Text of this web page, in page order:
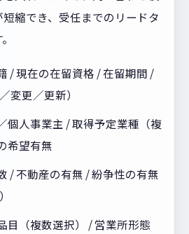
縮でき、受任までのリードタ
/ 現在の在留資格 / 在留期間 /
変更／更新）
個人事業主 / 取得予定業種（複
希望有無
/ 不動産の有無 / 紛争性の有無
目（複数選択） / 営業所形態